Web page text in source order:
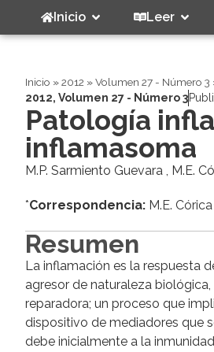
Inicio Leer
Inicio »2012 »Volumen 27 - Número 3
2012, Volumen 27 - Número 3
Patología
inflamasoma
M.P. Sarmiento Guevara , M.E.
*Correspondencia: M.E.
Resumen
La inflamación es la respuesta
agresor de naturaleza
reparadora; un proceso que
dispositivo de mediadores que
debe inicialmente a la